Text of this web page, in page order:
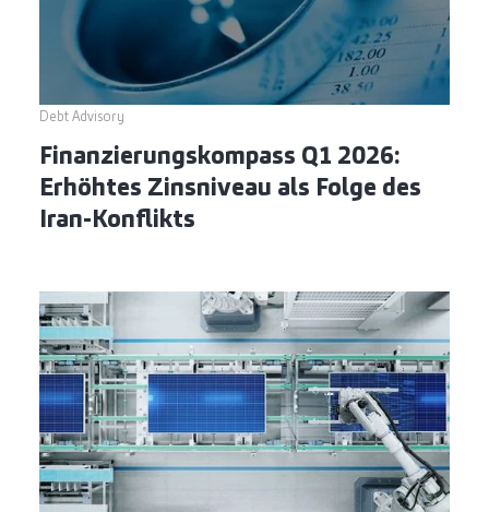
Debt Advisory
Finanzierungskompass Q1 2026:
Erhöhtes Zinsniveau als Folge des
Iran-Konflikts